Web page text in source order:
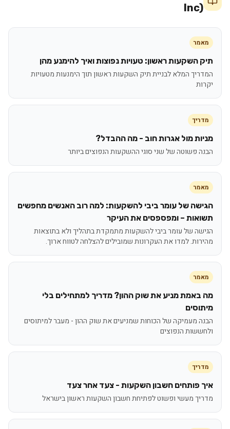
Inc)
מאמר
תיק השקעות ראשון: טעויות נפוצות ואיך להימנע מהן
המדריך המלא לבניית תיק השקעות ראשון תוך הימנעות מטעויות
יקרות
מדריך
מניות מול אגרות חוב - מה ההבדל?
הבנה פשוטה של שני סוגי ההשקעות הנפוצים ביותר
מאמר
הגישה של עומר ביבי להשקעות: למה רוב האנשים מחפשים
תשואות – ומפספסים את העיקר
הגישה של עומר ביבי להשקעות מתמקדת בתהליך ולא בתוצאות
מהירות. למדו את העקרונות שמובילים להצלחה לטווח ארוך.
מאמר
מה באמת מניע את שוק ההון? מדריך למתחילים בלי
מיתוסים
הבנה מעמיקה של הכוחות שמניעים את שוק ההון - מעבר למיתוסים
ולחששות הנפוצים
מדריך
איך פותחים חשבון השקעות - צעד אחר צעד
מדריך מעשי ופשוט לפתיחת חשבון השקעות ראשון בישראל